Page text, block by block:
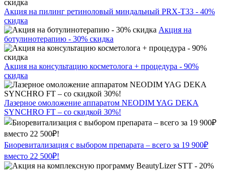
Акция на пилинг ретиноловый миндальный PRX-T33 - 40%
скидка
Акция на
ботулинотерапию - 30% скидка
Акция на консультацию косметолога + процедура - 90%
скидка
Лазерное омоложение аппаратом NEODIM YAG DEKA
SYNCHRO FT – со скидкой 30%!
Биоревитализация с выбором препарата – всего за 19 900₽
вместо 22 500₽!